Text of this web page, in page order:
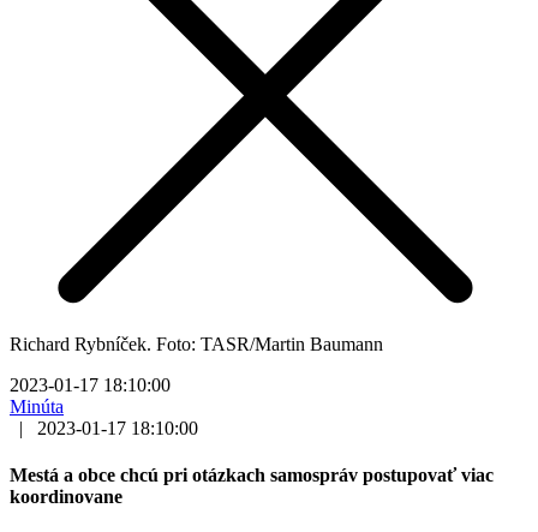
Richard Rybníček. Foto: TASR/Martin Baumann
2023-01-17 18:10:00
Minúta
|
2023-01-17 18:10:00
Mestá a obce chcú pri otázkach samospráv postupovať viac
koordinovane